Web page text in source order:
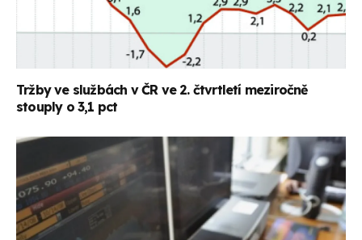
Tržby ve službách v ČR ve 2. čtvrtletí meziročně
stouply o 3,1 pct